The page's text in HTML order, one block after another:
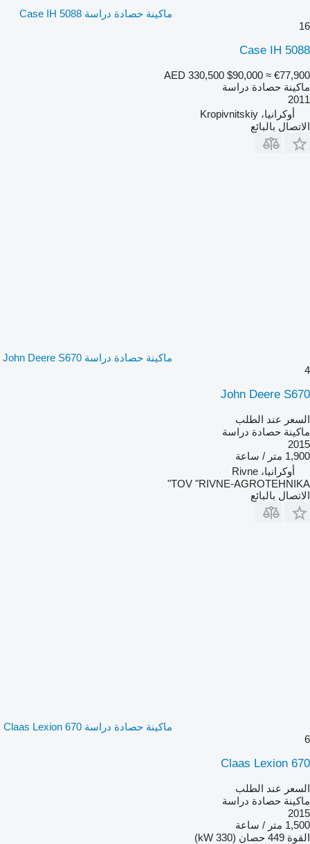
ماكينة حصادة دراسة Case IH 5088
16
Case IH 5088
AED 330,500 $90,000 ≈ €77,900
ماكينة حصادة دراسة
2011
أوكرانيا، Kropivnitskiy
الاتصال بالبائع
ماكينة حصادة دراسة John Deere S670
4
John Deere S670
السعر عند الطلب
ماكينة حصادة دراسة
2015
1,900 متر / ساعة
أوكرانيا، Rivne
TOV "RIVNE-AGROTEHNIKA"
الاتصال بالبائع
ماكينة حصادة دراسة Claas Lexion 670
6
Claas Lexion 670
السعر عند الطلب
ماكينة حصادة دراسة
2015
1,500 متر / ساعة
القوة 449 حصان (330 kW)